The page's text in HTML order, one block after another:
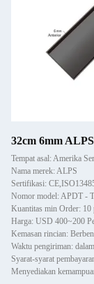
32cm 6mm
Tempat asal: Amerika
Nama merek: ALPS
Sertifikasi:
Nomor model: APDT -
Kuantitas min Order: 10
Harga: USD 400~200
Kemasan rincian:
Waktu pengiriman:
Syarat-syarat
Menyediakan